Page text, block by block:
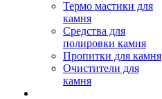
Термо мастики для
камня
Средства для
полировки камня
Пропитки для камня
Очистители для
камня